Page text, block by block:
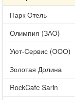
Парк Отель
Олимпия (ЗАО)
Уют-Сервис (ООО)
Золотая Долина
RockCafe Sarin